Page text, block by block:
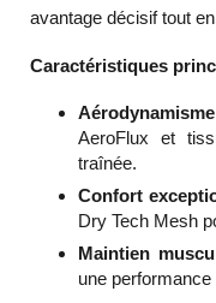
avantage décisif tout
Caractéristiques
AeroFlux et
traînée.
Confort
Dry Tech Mesh
Maintien
une